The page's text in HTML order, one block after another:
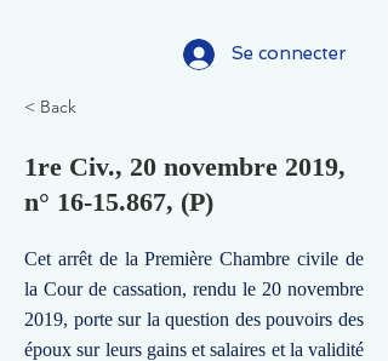
Se connecter
< Back
1re Civ., 20 novembre 2019,
n° 16-15.867, (P)
Cet arrêt de la Première Chambre civile de
la Cour de cassation, rendu le 20 novembre
2019, porte sur la question des pouvoirs des
époux sur leurs gains et salaires et la validité